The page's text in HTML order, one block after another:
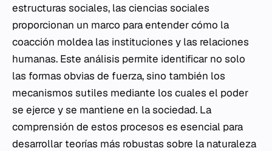
estructuras sociales, las ciencias sociales
proporcionan un marco para entender cómo la
coacción moldea las instituciones y las relaciones
humanas. Este análisis permite identificar no solo
las formas obvias de fuerza, sino también los
mecanismos sutiles mediante los cuales el poder
se ejerce y se mantiene en la sociedad. La
comprensión de estos procesos es esencial para
desarrollar teorías más robustas sobre la naturaleza